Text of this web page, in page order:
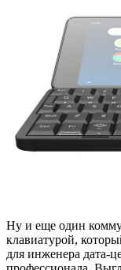
Ну и еще один
клавиатурой,
для инженера дата-